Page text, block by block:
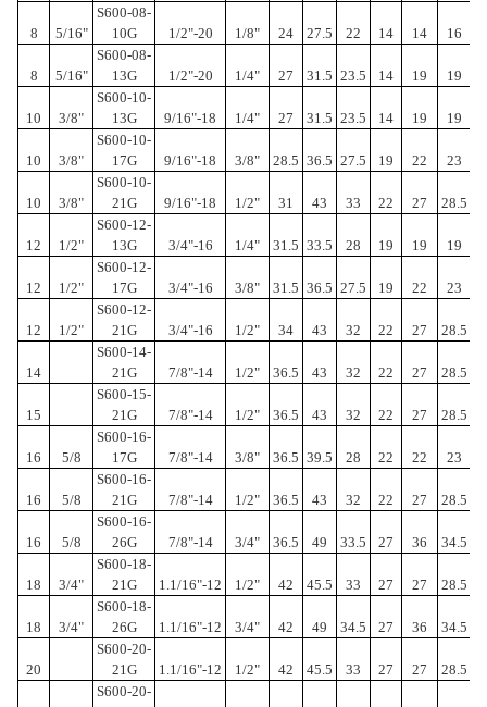
8 5/16"
S600-08-
10G
1/2"-20 1/8" 24 27.5 22 14 14 16
8 5/16"
S600-08-
13G
1/2"-20 1/4" 27 31.5 23.5 14 19 19
10 3/8"
S600-10-
13G
9/16"-18 1/4" 27 31.5 23.5 14 19 19
10 3/8"
S600-10-
17G
9/16"-18 3/8" 28.5 36.5 27.5 19 22 23
10 3/8"
S600-10-
21G
9/16"-18 1/2" 31 43 33 22 27 28.5
12 1/2"
S600-12-
13G
3/4"-16 1/4" 31.5 33.5 28 19 19 19
12 1/2"
S600-12-
17G
3/4"-16 3/8" 31.5 36.5 27.5 19 22 23
12 1/2"
S600-12-
21G
3/4"-16 1/2" 34 43 32 22 27 28.5
14
S600-14-
21G
7/8"-14 1/2" 36.5 43 32 22 27 28.5
15
S600-15-
21G
7/8"-14 1/2" 36.5 43 32 22 27 28.5
16 5/8
S600-16-
17G
7/8"-14 3/8" 36.5 39.5 28 22 22 23
16 5/8
S600-16-
21G
7/8"-14 1/2" 36.5 43 32 22 27 28.5
16 5/8
S600-16-
26G
7/8"-14 3/4" 36.5 49 33.5 27 36 34.5
18 3/4"
S600-18-
21G
1.1/16"-12 1/2" 42 45.5 33 27 27 28.5
18 3/4"
S600-18-
26G
1.1/16"-12 3/4" 42 49 34.5 27 36 34.5
20
S600-20-
21G
1.1/16"-12 1/2" 42 45.5 33 27 27 28.5
S600-20-